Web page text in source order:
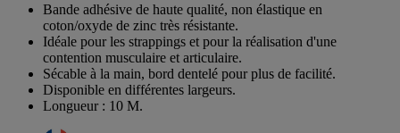
Bande adhésive de haute qualité, non élastique en
coton/oxyde de zinc très résistante.
Idéale pour les strappings et pour la réalisation d'une
contention musculaire et articulaire.
Sécable à la main, bord dentelé pour plus de facilité.
Disponible en différentes largeurs.
Longueur : 10 M.